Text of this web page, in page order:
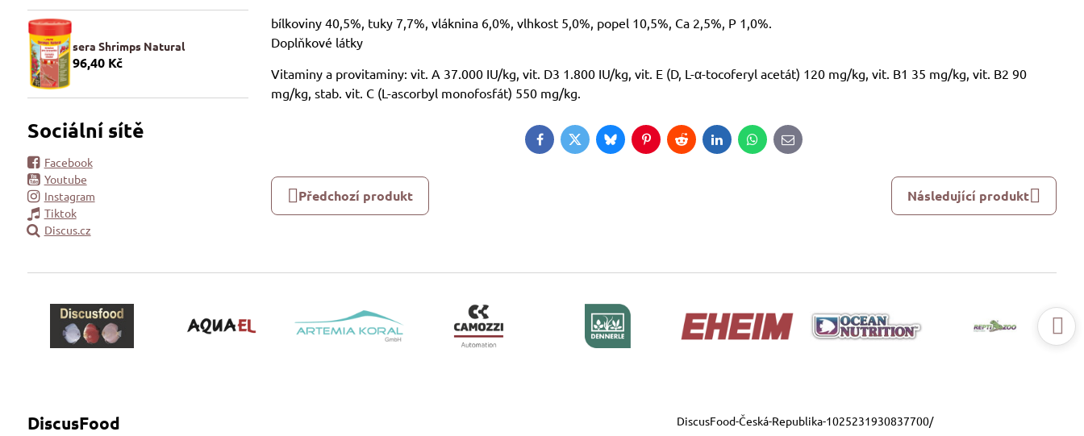
bílkoviny 40,5%, tuky 7,7%, vláknina 6,0%, vlhkost 5,0%, popel 10,5%, Ca 2,5%, P 1,0%.
Doplňkové látky
Vitaminy a provitaminy: vit. A 37.000 IU/kg, vit. D3 1.800 IU/kg, vit. E (D, L-α-tocoferyl acetát) 120 mg/kg, vit. B1 35 mg/kg, vit. B2 90
mg/kg, stab. vit. C (L-ascorbyl monofosfát) 550 mg/kg.
FacebookTwitterBlueskyPinterestRedditLinkedInWhatsApp
E-
mail
Předchozí produkt Následující produkt
sera Shrimps Natural
96,40 Kč
Sociální sítě
Facebook
Youtube
Instagram
Tiktok
Discus.cz
DiscusFood DiscusFood-Česká-Republika-1025231930837700/